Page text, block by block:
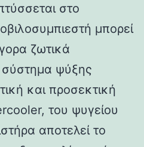
στο
μπορεί
ζωτικά
ψύξης
και προσεκτική
του ψυγείου
αποτελεί το